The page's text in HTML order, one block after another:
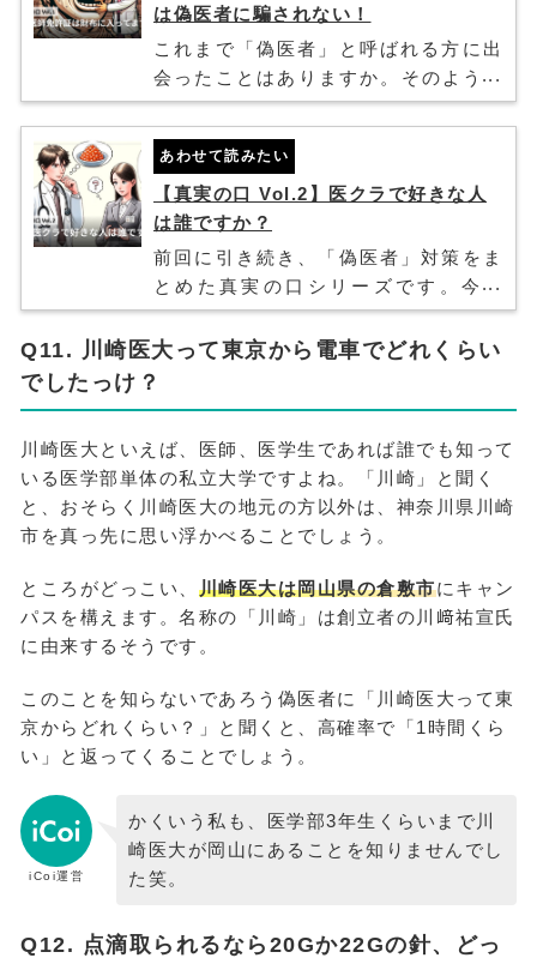
は偽医者に騙されない！
これまで「偽医者」と呼ばれる方に出
会ったことはありますか。そのような
方に出会わないことが一番ですが、も
し出会ってしまったときの対策とし
て、よく取り上げられるものをまとめ
てみました。医師と会話のネタとして
も有用かもしれません！
あわせて読みたい
【真実の口 Vol.2】医クラで好きな人
は誰ですか？
前回に引き続き、「偽医者」対策をま
とめた真実の口シリーズです。今回
も、医師や医学生なら答えられるはず
のQ&Aをピックアップしてみました。
読者の方から投稿いただいた内容も盛
Q11. 川崎医大って東京から電車でどれくらい
でしたっけ？
川崎医大といえば、医師、医学生であれば誰でも知って
いる医学部単体の私立大学ですよね。「川崎」と聞く
と、おそらく川崎医大の地元の方以外は、神奈川県川崎
市を真っ先に思い浮かべることでしょう。
ところがどっこい、 川崎医大は岡山県の倉敷市にキャン
パスを構えます。名称の「川崎」は創立者の川﨑祐宣氏
に由来するそうです。
このことを知らないであろう偽医者に「川崎医大って東
京からどれくらい？」と聞くと、高確率で「1時間くら
い」と返ってくることでしょう。
iCoi運営
かくいう私も、医学部3年生くらいまで川
崎医大が岡山にあることを知りませんでし
た笑。
Q12. 点滴取られるなら20Gか22Gの針、どっ